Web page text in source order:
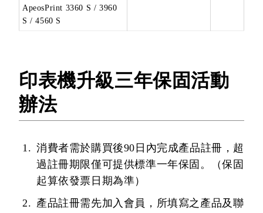
ApeosPrint 3360 S / 3960
S / 4560 S
印表機升級三年保固活動
辦法
消費者需於購買後90日內完成產品註冊，超
過註冊期限僅可提供標準一年保固。（保固
起算依發票日期為準）
產品註冊需先加入會員，所填寫之產品及聯